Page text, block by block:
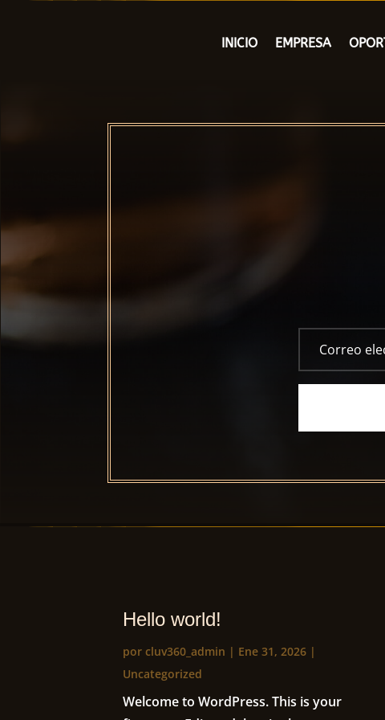
INICIO EMPRESA
Hello world!
porcluv360_admin | Ene 31, 2026 |
Uncategorized
Welcome to WordPress. This is your